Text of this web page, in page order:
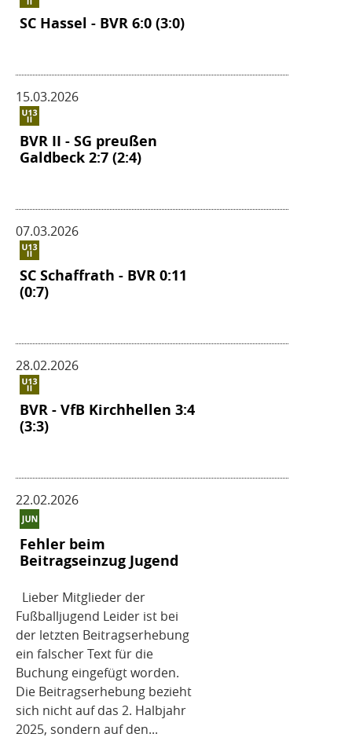
SC Hassel - BVR 6:0 (3:0)
15.03.2026
BVR II - SG preußen
Galdbeck 2:7 (2:4)
07.03.2026
SC Schaffrath - BVR 0:11
(0:7)
28.02.2026
BVR - VfB Kirchhellen 3:4
(3:3)
22.02.2026
Fehler beim
Beitragseinzug Jugend
Lieber Mitglieder der
Fußballjugend Leider ist bei
der letzten Beitragserhebung
ein falscher Text für die
Buchung eingefügt worden.
Die Beitragserhebung bezieht
sich nicht auf das 2. Halbjahr
2025, sondern auf den...